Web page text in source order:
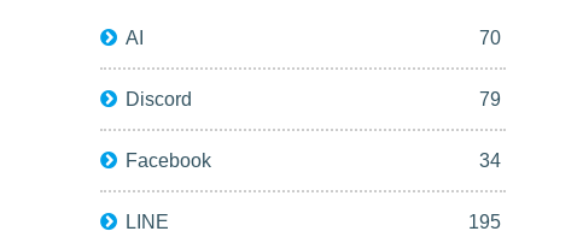
AI 70
Discord 79
Facebook 34
LINE 195